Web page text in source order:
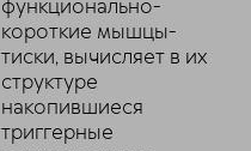
функционально-
короткие мышцы-
тиски, вычисляет в их
структуре
накопившиеся
триггерные